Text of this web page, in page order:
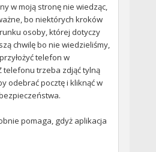
w moją stronę nie wiedząc,
bo niektórych kroków
osoby, której dotyczy
chwilę bo nie wiedzieliśmy,
telefon w
telefonu trzeba zdjąć tylną
odebrać pocztę i kliknąć w
pomaga, gdyż aplikacja